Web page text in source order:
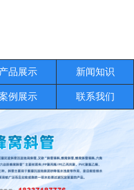
产品展示 新闻知识
例展示 联系我们